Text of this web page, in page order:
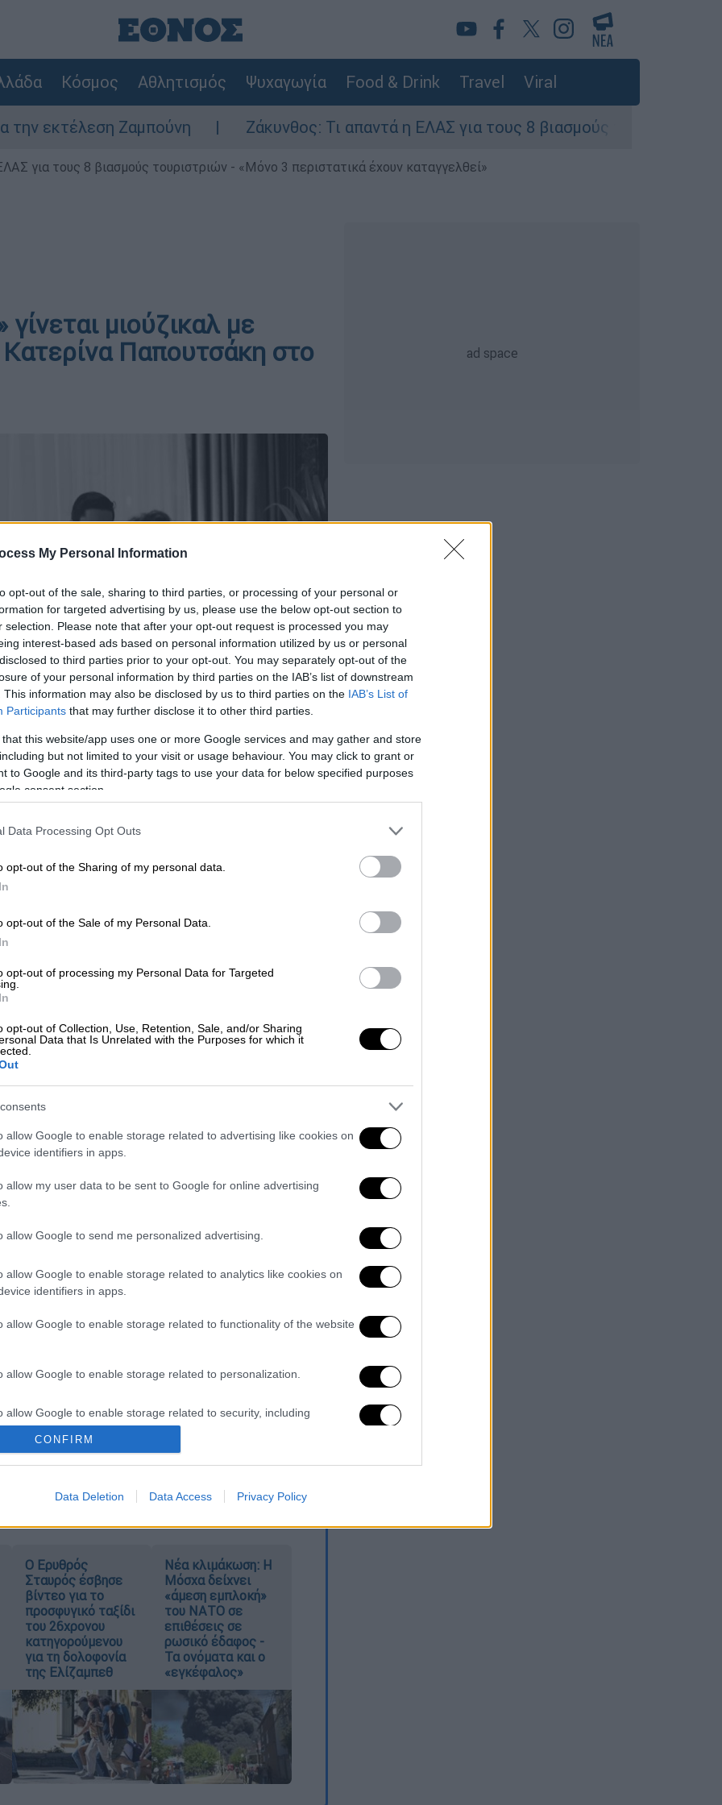
My Personal Information
opt-out of the sale, sharing to third parties, or processing of your personal or
for targeted advertising by us, please use the below opt-out section to
selection. Please note that after your opt-out request is processed you may
interest-based ads based on personal information utilized by us or personal
to third parties prior to your opt-out. You may separately opt-out of the
of your personal information by third parties on the IAB’s list of downstream
This information may also be disclosed by us to third parties on the IAB’s List of
Participants that may further disclose it to other third parties.
that this website/app uses one or more Google services and may gather and store
but not limited to your visit or usage behaviour. You may click to grant or
to Google and its third-party tags to use your data for below specified purposes
consent section.
Data Processing Opt Outs
opt-out of the Sharing of my personal data.
opt-out of the Sale of my Personal Data.
opt-out of processing my Personal Data for Targeted
opt-out of Collection, Use, Retention, Sale, and/or Sharing
Data that Is Unrelated with the Purposes for which it
allow Google to enable storage related to advertising like cookies on
identifiers in apps.
allow my user data to be sent to Google for online advertising
allow Google to send me personalized advertising.
allow Google to enable storage related to analytics like cookies on
identifiers in apps.
allow Google to enable storage related to functionality of the website
allow Google to enable storage related to personalization.
allow Google to enable storage related to security, including
functionality and fraud prevention, and other user protection.
CONFIRM
Data Deletion Data Access Privacy Policy
Κόσμος Αθλητισμός Ψυχαγωγία Food & Drink Travel Viral
Ζαμπούνη Ζάκυνθος: Τι απαντά η ΕΛΑΣ για τους 8 βιασμούς τουριστριών -
για τους 8 βιασμούς τουριστριών - «Μόνο 3 περιστατικά έχουν καταγγελθεί»
μιούζικαλ με
Παπουτσάκη στο
το ΕΘΝΟΣ στη Google
τουΙάκωβου Καμπανέλλη (1921-2011)
με τον πολιτιστικό οργανισμό
παραγωγή. H εμβληματική «
, με τις υπογραφές του σκηνοθέτη
Κορκολή
σπουδαίοι ηθοποιοί της
των οποίων οι
Μπουρδούμης, Κατερίνα
Κόρα Καρβούνη,
Ειρήνη Καράγιαννη.
έργο του νεοελληνικού θεάτρου,
ανθρώπων, στη δεκαετία του '50.
η στέρηση, ο αγώνας για την
και τα όνειρα. Οι ήρωες κατοικούν
και ζουν τη δική τους καθημερινότητα,
με αλληλεγγύη. Το έργο ανέβηκε για
στη σκηνοθεσία του Κάρολου Κουν, με
Μάνου Χατζιδάκι.
οργανισμού Λυκόφως και του
Ευαγγελάτοςυπογράφει τους στίχους,
και ο Φωκάς Ευαγγελινός τις
είναι της Ελένης Μανωλοπούλου και
πιάνο και στη διεύθυνση δεκαμελούς
(Τιμές εισιτηρίων: από 9 έως 50
Ο Ερυθρός
Σταυρός έσβησε
βίντεο για το
προσφυγικό ταξίδι
του 26χρονου
κατηγορούμενου
για τη δολοφονία
της Ελίζαμπεθ
Νέα κλιμάκωση: Η
Μόσχα δείχνει
«άμεση εμπλοκή»
του ΝΑΤΟ σε
επιθέσεις σε
ρωσικό έδαφος -
Τα ονόματα και ο
«εγκέφαλος»